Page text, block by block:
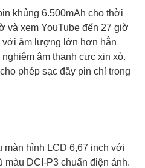
khủng 6.500mAh cho thời
và xem YouTube đến 27 giờ
với âm lượng lớn hơn hẳn
âm thanh cực xịn xò.
phép sạc đầy pin chỉ trong
màn hình LCD 6,67 inch với
màu DCI-P3 chuẩn điện ảnh.